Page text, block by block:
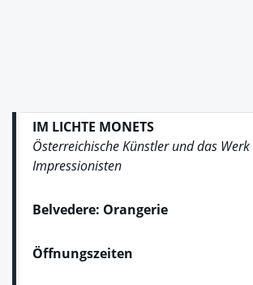
IM LICHTE MONETS
Österreichische Künstler und das
Impressionisten
Belvedere: Orangerie
Öffnungszeiten